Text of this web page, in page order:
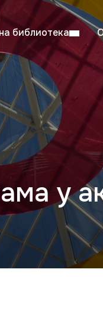
библиотека
у
до 29. августа